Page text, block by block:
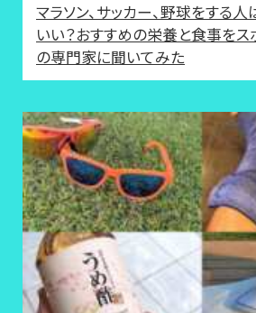
マラソン、サッカー、野球をする
いい？おすすめの栄養と食事を
の専門家に聞いてみた